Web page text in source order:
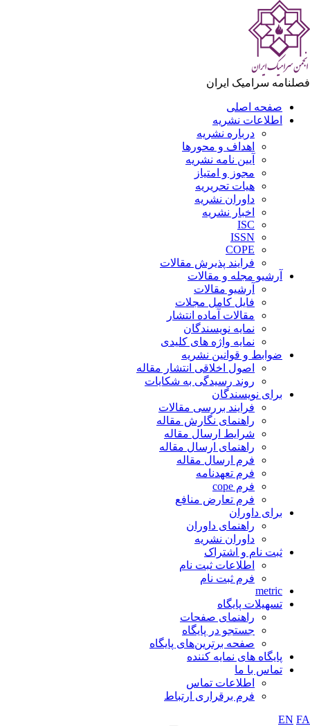
سرامیک ایران
صفحه اصلی
اطلاعات نشریه
درباره نشریه
اهداف و محورها
آیین نامه نشریه
مجوز و امتیاز
هیات تحریریه
داوران نشریه
اخبار نشریه
ISC
ISSN
COPE
فرایند پذیرش مقالات
آرشیو مجله و مقالات
آرشیو مقالات
فایل کامل مجلات
مقالات آماده انتشار
نمایه نویسندگان
نمایه واژه های کلیدی
ضوابط و قوانین نشریه
اصول اخلاقی انتشار مقاله
روند رسیدگی به شکایات
برای نویسندگان
فرایند بررسی مقالات
راهنمای نگارش مقاله
شرایط ارسال مقاله
راهنمای ارسال مقاله
فرم ارسال مقاله
فرم تعهدنامه
فرم cope
فرم تعارض منافع
برای داوران
راهنمای داوران
داوران نشریه
ثبت نام و اشتراک
اطلاعات ثبت نام
فرم ثبت نام
metric
تسهیلات پایگاه
راهنمای صفحات
جستجو در پایگاه
صفحه برترین‌های پایگاه
پایگاه های نمایه کننده
تماس با ما
اطلاعات تماس
فرم برقراری ارتباط
EN